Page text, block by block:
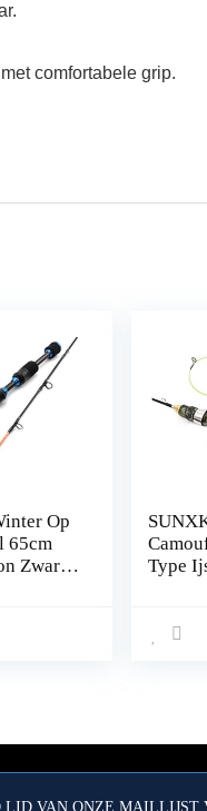
comfortabele grip.
Op
65cm
Zware
Type
LID VAN ONZE MAILLIJST